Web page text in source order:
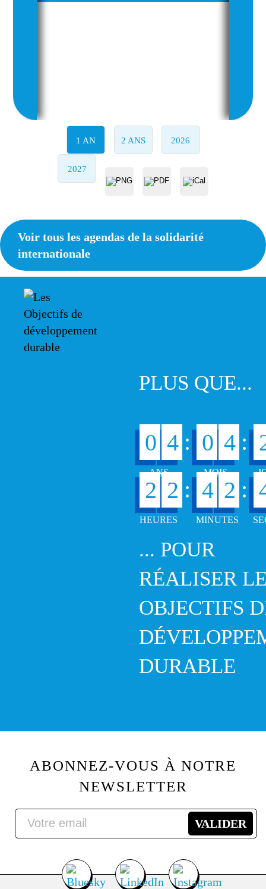
1 AN 2 ANS 2026
2027
Voir tous les agendas de la solidarité
internationale
PLUS QUE...
0 4 : 0 4 :
2 2 : 4 2 :
... POUR
RÉALISER
OBJECTIFS
DURABLE
ABONNEZ-VOUS À NOTRE
NEWSLETTER